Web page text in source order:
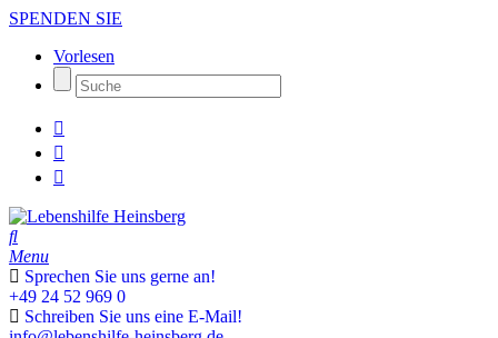
SPENDEN SIE
Vorlesen
Menu
Sprechen Sie uns gerne an!
+49 24 52 969 0
Schreiben Sie uns eine E-Mail!